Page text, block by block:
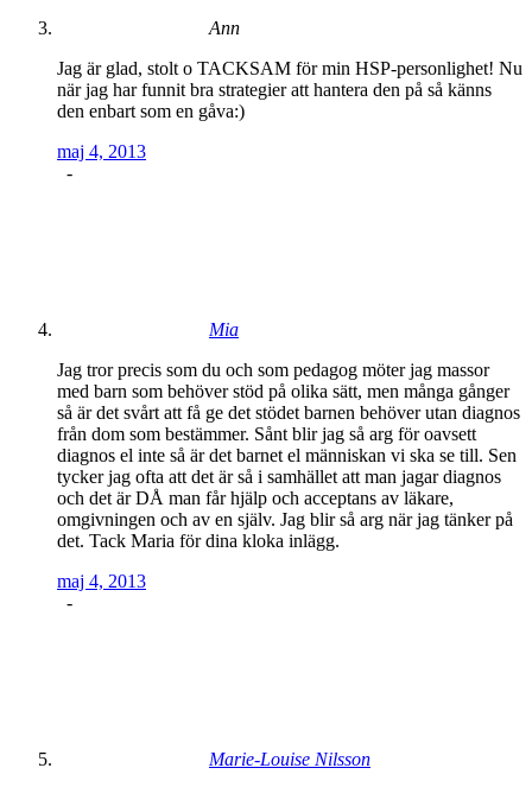
Ann
Jag är glad, stolt o TACKSAM för min HSP-personlighet! Nu
när jag har funnit bra strategier att hantera den på så känns
den enbart som en gåva:)
maj 4, 2013
-
Mia
Jag tror precis som du och som pedagog möter jag massor
med barn som behöver stöd på olika sätt, men många gånger
så är det svårt att få ge det stödet barnen behöver utan diagnos
från dom som bestämmer. Sånt blir jag så arg för oavsett
diagnos el inte så är det barnet el människan vi ska se till. Sen
tycker jag ofta att det är så i samhället att man jagar diagnos
och det är DÅ man får hjälp och acceptans av läkare,
omgivningen och av en själv. Jag blir så arg när jag tänker på
det. Tack Maria för dina kloka inlägg.
maj 4, 2013
-
Marie-Louise Nilsson